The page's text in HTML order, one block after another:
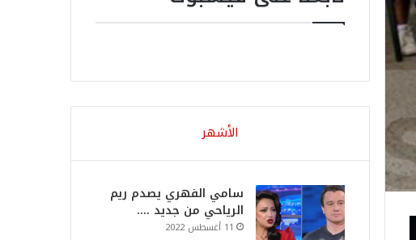
الأشهر
سامي الفهري يصدم ريم
الرياحي من جديد ….
11 أغسطس 2022